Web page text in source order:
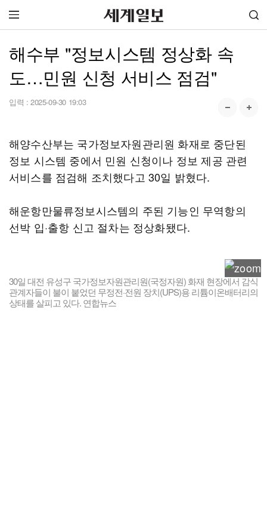
해수부 "정보시스템 정상화 속
도…민원 신청 서비스 점검"
입력 : 2025-09-30 19:03
해양수산부는 국가정보자원관리원 화재로 중단된
정보 시스템 중에서 민원 신청이나 정보 제공 관련
서비스를 점검해 조치했다고 30일 밝혔다.
해운항만물류정보시스템의 주된 기능인 무역항의
선박 입·출항 신고 절차는 정상화됐다.
30일 대전 유성구 국가정보자원관리원(국정자원) 화재 현장에서 감식
관계자들이 불이 붙었던 무정전·전원 장치(UPS)용 리튬이온배터리의
상태를 살피고 있다. 연합뉴스